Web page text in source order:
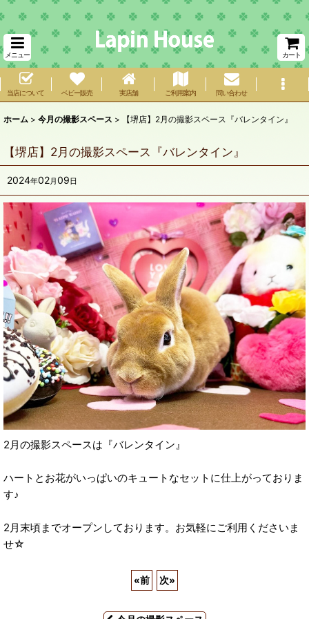
メニュー カート
当店について ベビー販売 実店舗 ご利用案内 問い合わせ
ホーム > 今月の撮影スペース > 【堺店】2月の撮影スペース『バレンタイン』
【堺店】2月の撮影スペース『バレンタイン』
2024年02月09日
2月の撮影スペースは『バレンタイン』
ハートとお花がいっぱいのキュートなセットに仕上がっておりま
す♪
2月末頃までオープンしております。お気軽にご利用くださいま
せ☆
«前 次»